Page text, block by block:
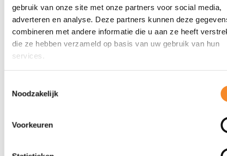
gebruik van onze site met onze partners voor social media,
adverteren en analyse. Deze partners kunnen deze
combineren met andere informatie die u aan ze heeft
die ze hebben verzameld op basis van uw gebruik van hun
services.
Noodzakelijk
Voorkeuren
Waarbij intenties niet leiden tot resultaat, gedrag wel!
Is Freek coach voor leiderschap en teamontwikkeling?
Ja. Zijn coaching draait om
Volgens de Intenza-filosofie bepaalt gedrag het succes —